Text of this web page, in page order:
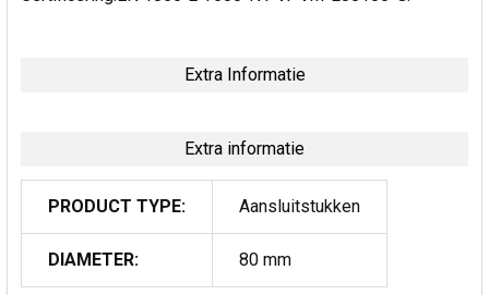
Extra Informatie
Extra informatie
PRODUCT TYPE: Aansluitstukken
DIAMETER: 80 mm